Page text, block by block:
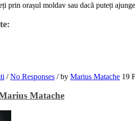
prin orașul moldav sau dacă puteți
/ No Responses /by Marius Matache 19
Matache